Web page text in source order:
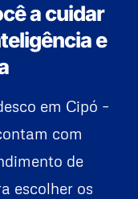
a cuidar
e
em Cipó –
com
de
escolher os